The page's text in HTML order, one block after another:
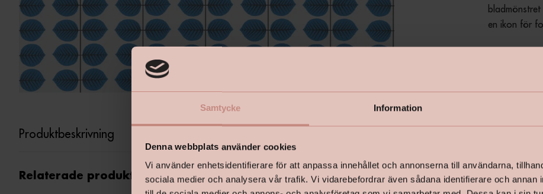
Samtycke Information
Denna webbplats använder cookies
Vi använder enhetsidentifierare för att anpassa innehållet och annonserna till användarna,
sociala medier och analysera vår trafik. Vi vidarebefordrar även sådana identifierare och annan
en ikon för
Produktbeskrivning
Relaterade produkter